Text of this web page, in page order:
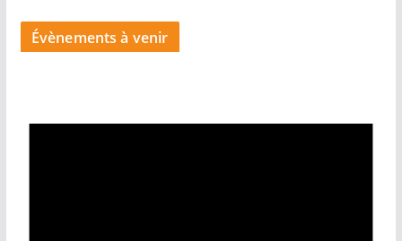
Évènements à venir